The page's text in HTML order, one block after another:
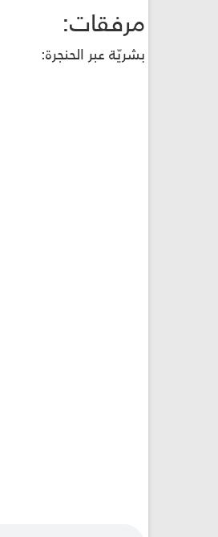
مرفقات:
بشريّة عبر الحنجرة: